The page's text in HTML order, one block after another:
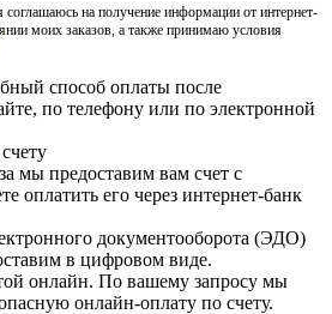
на получение информации от интернет-
моих заказов, а также принимаю условия
способ оплаты после
по телефону или по электронной
мы предоставим вам счет с
оплатить его через интернет-банк
документооборота (ЭДО)
в цифровом виде.
онлайн. По вашему запросу мы
онлайн-оплату по счету.